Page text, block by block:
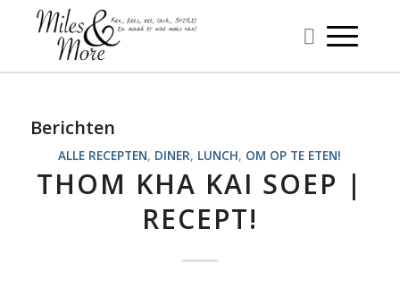
Berichten
ALLE RECEPTEN, DINER, LUNCH, OM OP TE ETEN!
THOM KHA KAI SOEP |
RECEPT!